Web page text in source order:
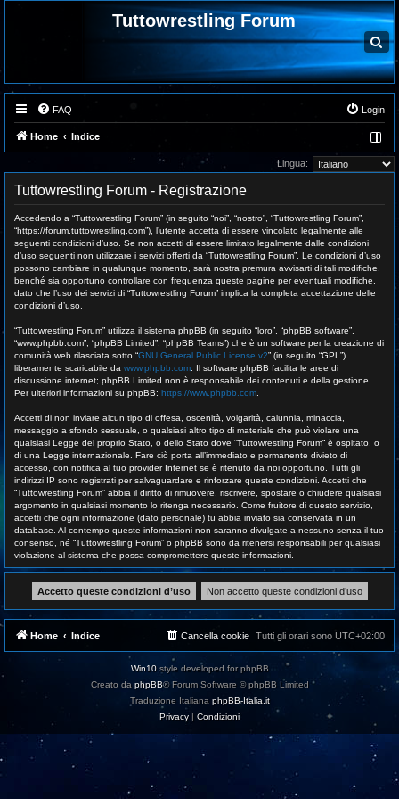
Tuttowrestling Forum
C
e
r
c
a
FAQ Login
Home Indice
Lingua:
Tuttowrestling Forum - Registrazione
Accedendo a “Tuttowrestling Forum” (in seguito “noi”, “nostro”, “Tuttowrestling Forum”,
“https://forum.tuttowrestling.com”), l’utente accetta di essere vincolato legalmente alle
seguenti condizioni d’uso. Se non accetti di essere limitato legalmente dalle condizioni
d’uso seguenti non utilizzare i servizi offerti da “Tuttowrestling Forum”. Le condizioni d’uso
possono cambiare in qualunque momento, sarà nostra premura avvisarti di tali modifiche,
benché sia opportuno controllare con frequenza queste pagine per eventuali modifiche,
dato che l’uso dei servizi di “Tuttowrestling Forum” implica la completa accettazione delle
condizioni d’uso.
“Tuttowrestling Forum” utilizza il sistema phpBB (in seguito “loro”, “phpBB software”,
“www.phpbb.com”, “phpBB Limited”, “phpBB Teams”) che è un software per la creazione di
comunità web rilasciata sotto “GNU General Public License v2” (in seguito “GPL”)
liberamente scaricabile da www.phpbb.com . Il software phpBB facilita le aree di
discussione internet; phpBB Limited non è responsabile dei contenuti e della gestione.
Per ulteriori informazioni su phpBB: https://www.phpbb.com
Accetti di non inviare alcun tipo di offesa, oscenità, volgarità, calunnia, minaccia,
messaggio a sfondo sessuale, o qualsiasi altro tipo di materiale che può violare una
qualsiasi Legge del proprio Stato, o dello Stato dove “Tuttowrestling Forum” è ospitato, o
di una Legge internazionale. Fare ciò porta all’immediato e permanente divieto di
accesso, con notifica al tuo provider Internet se è ritenuto da noi opportuno. Tutti gli
indirizzi IP sono registrati per salvaguardare e rinforzare queste condizioni. Accetti che
“Tuttowrestling Forum” abbia il diritto di rimuovere, riscrivere, spostare o chiudere qualsiasi
argomento in qualsiasi momento lo ritenga necessario. Come fruitore di questo servizio,
accetti che ogni informazione (dato personale) tu abbia inviato sia conservata in un
database. Al contempo queste informazioni non saranno divulgate a nessuno senza il tuo
consenso, né “Tuttowrestling Forum” o phpBB sono da ritenersi responsabili per qualsiasi
violazione al sistema che possa compromettere queste informazioni.
Home Indice Tutti gli orari sono UTC+02:00
Cancella cookie
Win10style developed for phpBB
Creato da phpBB® Forum Software © phpBB Limited
Traduzione Italiana phpBB-Italia.it
Privacy | Condizioni